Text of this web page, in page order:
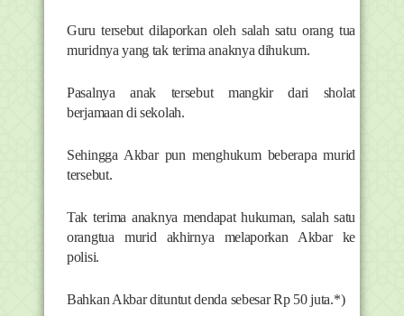
Guru tersebut dilaporkan oleh salah satu orang tua
muridnya yang tak terima anaknya dihukum.
Pasalnya anak tersebut mangkir dari sholat
berjamaan di sekolah.
Sehingga Akbar pun menghukum beberapa murid
tersebut.
Tak terima anaknya mendapat hukuman, salah satu
orangtua murid akhirnya melaporkan Akbar ke
polisi.
Bahkan Akbar dituntut denda sebesar Rp 50 juta.*)